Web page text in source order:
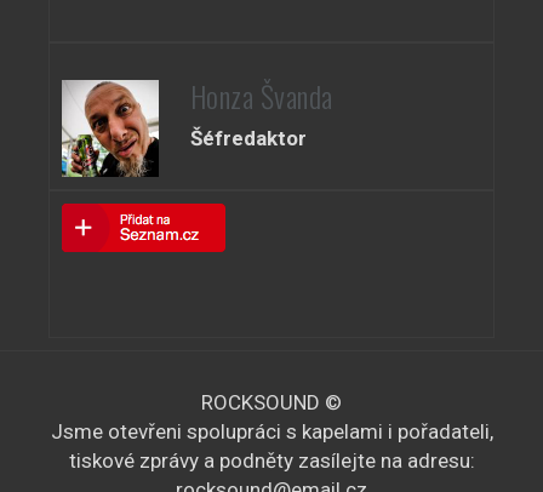
Honza Švanda
Šéfredaktor
ROCKSOUND ©
Jsme otevřeni spolupráci s kapelami i pořadateli,
tiskové zprávy a podněty zasílejte na adresu: